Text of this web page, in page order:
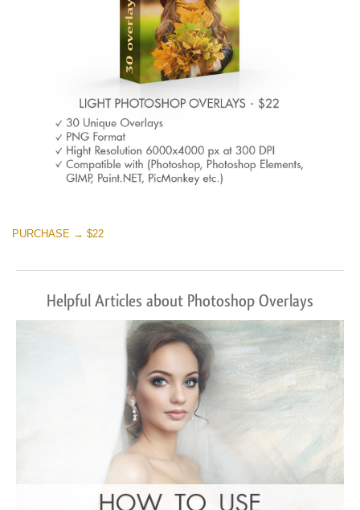
PURCHASE → $22
Helpful Articles about Photoshop Overlays